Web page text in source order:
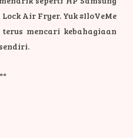
Air Fryer. Yuk #IloVeMe
mencari kebahagiaan